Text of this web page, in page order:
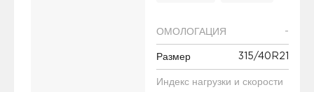
ОМОЛОГАЦИЯ -
Размер 315/40R21
Индекс нагрузки и скорости